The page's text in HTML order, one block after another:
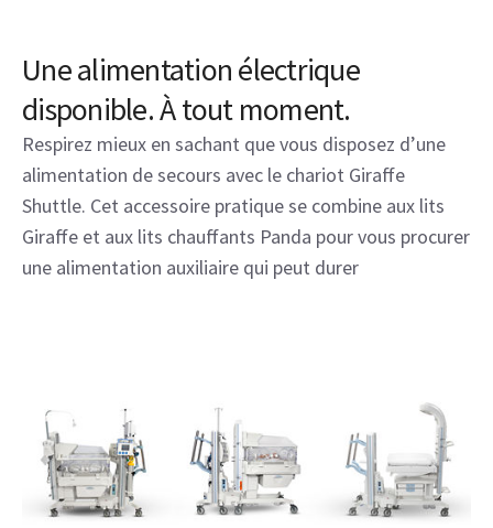
Une alimentation électrique
disponible. À tout moment.
Respirez mieux en sachant que vous disposez d’une
alimentation de secours avec le chariot Giraffe
Shuttle. Cet accessoire pratique se combine aux lits
Giraffe et aux lits chauffants Panda pour vous procurer
une alimentation auxiliaire qui peut durer